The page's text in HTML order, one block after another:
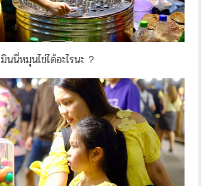
มินนี่หมุนไข่ได้อะไรนะ ?